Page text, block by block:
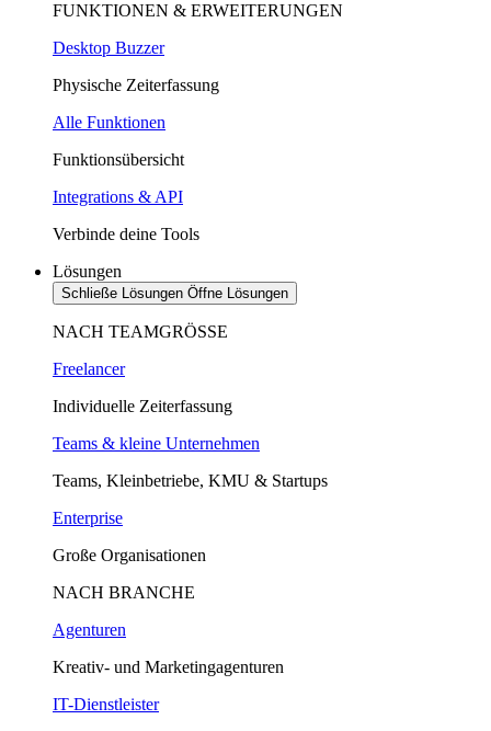
FUNKTIONEN & ERWEITERUNGEN
Desktop Buzzer
Physische Zeiterfassung
Alle Funktionen
Funktionsübersicht
Integrations & API
Verbinde deine Tools
Lösungen
Schließe Lösungen Öffne Lösungen
NACH TEAMGRÖSSE
Freelancer
Individuelle Zeiterfassung
Teams & kleine Unternehmen
Teams, Kleinbetriebe, KMU & Startups
Enterprise
Große Organisationen
NACH BRANCHE
Agenturen
Kreativ- und Marketingagenturen
IT-Dienstleister